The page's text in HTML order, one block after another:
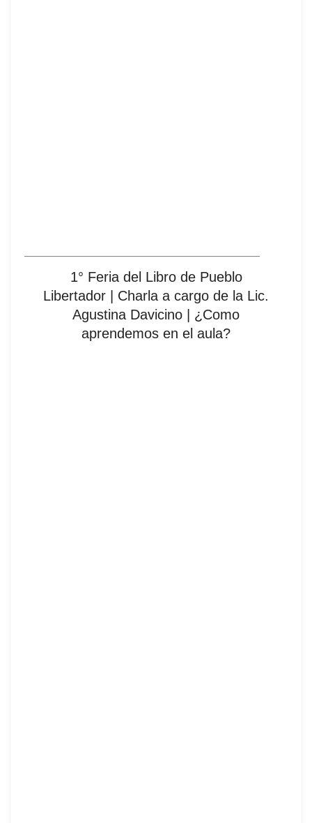
1° Feria del Libro de Pueblo
Libertador | Charla a cargo de la Lic.
Agustina Davicino | ¿Como
aprendemos en el aula?